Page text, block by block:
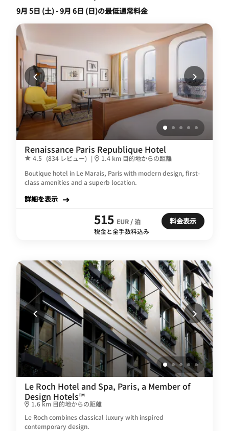
9月 5日 (土) - 9月 6日 (日)の最低通常料金
Renaissance Paris Republique Hotel
4.5 (834 レビュー) |
1.4 km 目的地からの距離
Boutique hotel in Le Marais, Paris with modern design, first-
class amenities and a superb location.
詳細を表示
515 EUR / 泊
税金と全手数料込み
料金表示
Le Roch Hotel and Spa, Paris, a Member of
Design Hotels™
1.6 km 目的地からの距離
Le Roch combines classical luxury with inspired
contemporary design.